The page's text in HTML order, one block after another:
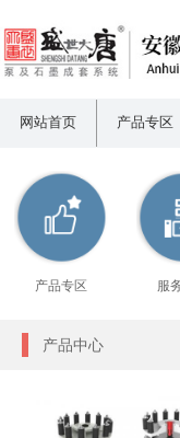
网站首页 产品专区
产品专区 服
产品中心